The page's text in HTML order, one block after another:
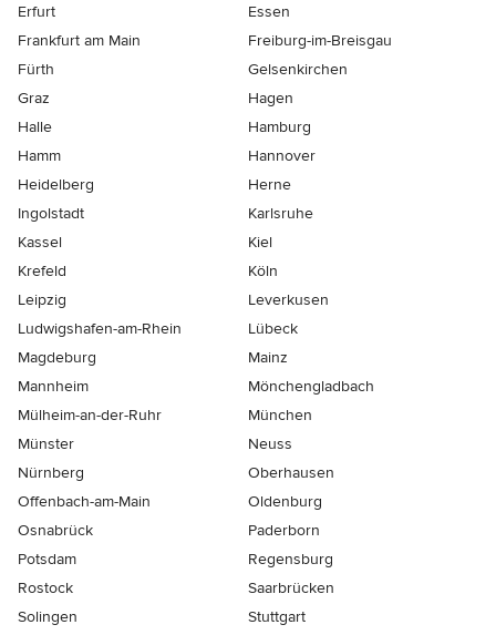
Erfurt
Essen
Frankfurt am Main
Freiburg-im-Breisgau
Fürth
Gelsenkirchen
Graz
Hagen
Halle
Hamburg
Hamm
Hannover
Heidelberg
Herne
Ingolstadt
Karlsruhe
Kassel
Kiel
Krefeld
Köln
Leipzig
Leverkusen
Ludwigshafen-am-Rhein
Lübeck
Magdeburg
Mainz
Mannheim
Mönchen­gladbach
Mülheim-an-der-Ruhr
München
Münster
Neuss
Nürnberg
Oberhausen
Offenbach-am-Main
Oldenburg
Osnabrück
Paderborn
Potsdam
Regensburg
Rostock
Saarbrücken
Solingen
Stuttgart